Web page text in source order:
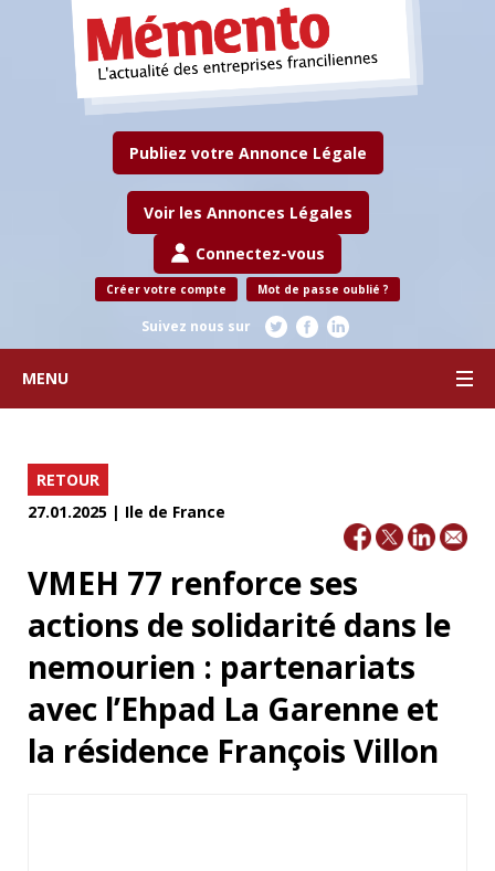
Publiez votre Annonce Légale
Voir les Annonces Légales
Connectez-vous
Créer votre compte Mot de passe oublié ?
Suivez nous sur
MENU
RETOUR
27.01.2025 | Ile de France
VMEH 77 renforce ses
actions de solidarité dans le
nemourien : partenariats
avec l’Ehpad La Garenne et
la résidence François Villon